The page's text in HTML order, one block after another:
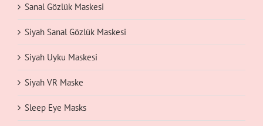
Sanal Gözlük Maskesi
Siyah Sanal Gözlük Maskesi
Siyah Uyku Maskesi
Siyah VR Maske
Sleep Eye Masks